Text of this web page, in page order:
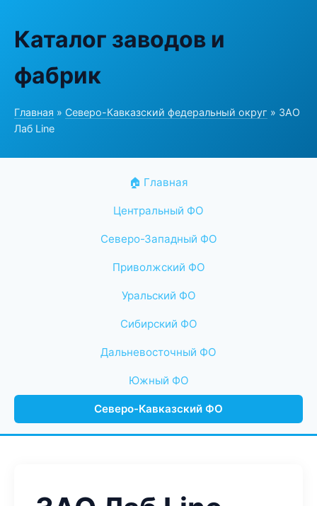
Каталог заводов и
фабрик
Главная » Северо-Кавказский федеральный округ » ЗАО
Лаб Line
🏠 Главная
Центральный ФО
Северо-Западный ФО
Приволжский ФО
Уральский ФО
Сибирский ФО
Дальневосточный ФО
Южный ФО
Северо-Кавказский ФО